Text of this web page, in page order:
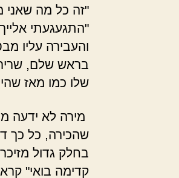
"זה כל מה שאני
"התגעגעתי
והעבירה עליו
בראש שלם,
שלו כמו מאז
מירה לא ידעה
שהכירה, כל כך
בחלק גדול
קדימה בואי"